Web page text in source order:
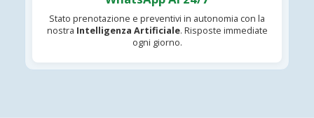
Stato prenotazione e preventivi in autonomia con la
nostra Intelligenza Artificiale. Risposte immediate
ogni giorno.